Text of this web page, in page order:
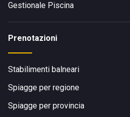
Gestionale Piscina
Prenotazioni
Stabilimenti balneari
Spiagge per regione
Spiagge per provincia